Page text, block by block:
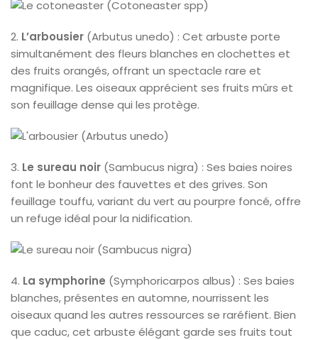
2. L’arbousier (Arbutus unedo) : Cet arbuste porte
simultanément des fleurs blanches en clochettes et
des fruits orangés, offrant un spectacle rare et
magnifique. Les oiseaux apprécient ses fruits mûrs et
son feuillage dense qui les protège.
3. Le sureau noir (Sambucus nigra) : Ses baies noires
font le bonheur des fauvettes et des grives. Son
feuillage touffu, variant du vert au pourpre foncé, offre
un refuge idéal pour la nidification.
4. La symphorine (Symphoricarpos albus) : Ses baies
blanches, présentes en automne, nourrissent les
oiseaux quand les autres ressources se raréfient. Bien
que caduc, cet arbuste élégant garde ses fruits tout